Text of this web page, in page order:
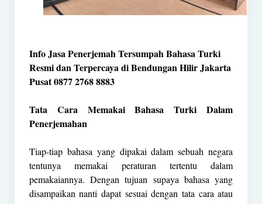
Info Jasa Penerjemah Tersumpah Bahasa Turki
Resmi dan Terpercaya di Bendungan Hilir Jakarta
Pusat 0877 2768 8883
Tata Cara Memakai Bahasa Turki Dalam
Penerjemahan
Tiap-tiap bahasa yang dipakai dalam sebuah negara
tentunya memakai peraturan tertentu dalam
pemakaiannya. Dengan tujuan supaya bahasa yang
disampaikan nanti dapat sesuai dengan tata cara atau